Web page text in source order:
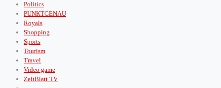
Politics
PUNKTGENAU
Royals
Shopping
Sports
Tourism
Travel
Video game
ZeitBlatt TV